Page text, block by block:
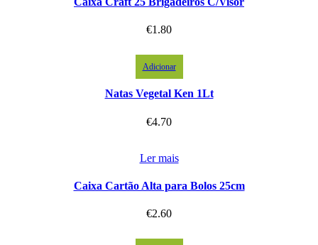
€1.80
Adicionar
Natas Vegetal Ken 1Lt
€4.70
Ler mais
Caixa Cartão Alta para Bolos 25cm
€2.60